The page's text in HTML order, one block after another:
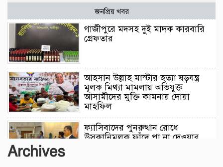
জনপ্রিয় খবর
গাজীপুরে মদসহ দুই মাদক কারবারি
গ্রেফতার
আহসান উল্লাহ মাস্টার হত্যা ষড়যন্ত্র
মূলক মিথ্যা মামলায় অভিযুক্ত
আসামীদের মুক্তি কামনায় দোয়া
মাহফিল
ফ্যাসিবাদের পুনরুত্থান রোধে
উসকানিমূলক ফাঁদে পা না দেওয়ার
Archives